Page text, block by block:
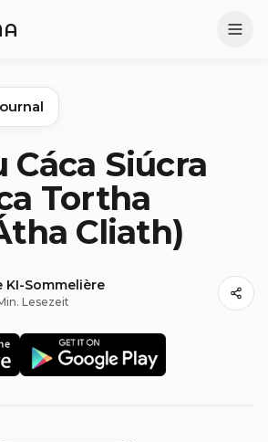
Cáca Siúcra
Tortha
Cliath)
KI-Sommelière
Lesezeit